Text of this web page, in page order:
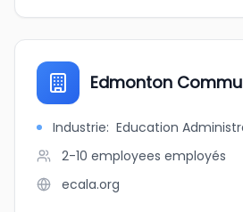
Edmonton
Industrie: Education
2-10 employees employés
ecala.org